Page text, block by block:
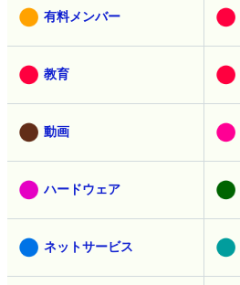
有料メンバー
教育
動画
ハードウェア
ネットサービス